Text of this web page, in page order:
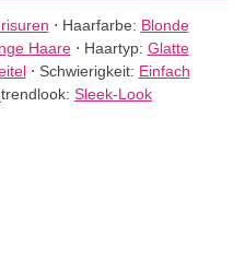
⋅ Haarfarbe: Blonde
Haare⋅ Haartyp: Glatte
⋅ Schwierigkeit: Einfach
Sleek-Look